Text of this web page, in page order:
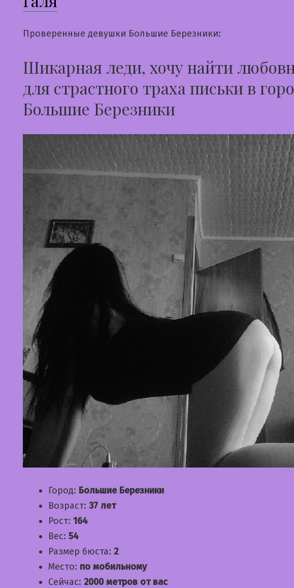
Проверенные девушки Большие Березники:
Шикарная леди, хочу найти
для страстного траха письки в
Большие Березники
Город: Большие Березники
Возраст: 37 лет
Рост: 164
Вес: 54
Размер бюста: 2
Место: по мобильному
Сейчас: 2000 метров от вас